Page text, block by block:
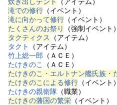
滝での修行 （イベント）
滝に向かって修行 （イベント）
たくさんのお祭り
（強制イベント）
タクティクス
（アイテム）
タクト
（アイテム）
竹上総一郎 （ＡＣＥ）
たけきのこ
（ＡＣＥ）
たけきのこ・エルトナン艦氏族・
たけきのこによる修行 （イベント）
たけきの親衛隊 （職業）
たけきの藩国の繁栄 （イベント）